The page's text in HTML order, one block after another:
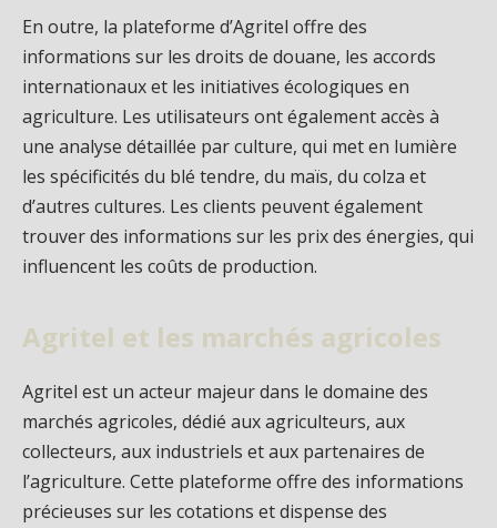
En outre, la plateforme d’Agritel offre des
informations sur les droits de douane, les accords
internationaux et les initiatives écologiques en
agriculture. Les utilisateurs ont également accès à
une analyse détaillée par culture, qui met en lumière
les spécificités du blé tendre, du maïs, du colza et
d’autres cultures. Les clients peuvent également
trouver des informations sur les prix des énergies, qui
influencent les coûts de production.
Agritel et les marchés agricoles
Agritel est un acteur majeur dans le domaine des
marchés agricoles, dédié aux agriculteurs, aux
collecteurs, aux industriels et aux partenaires de
l’agriculture. Cette plateforme offre des informations
précieuses sur les cotations et dispense des